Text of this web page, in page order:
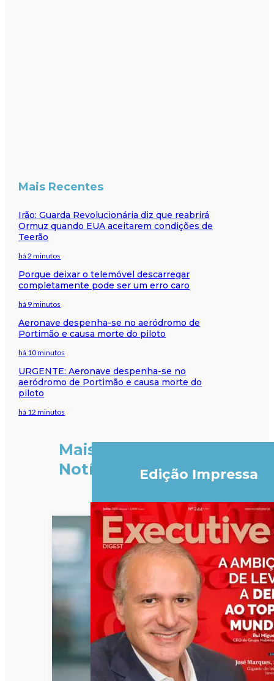
Mais Recentes
Irão: Guarda Revolucionária diz que reabrirá
Ormuz quando EUA aceitarem condições de
Teerão
há 2 minutos
Porque deixar o telemóvel descarregar
completamente pode ser um erro caro
há 9 minutos
Aeronave despenha-se no aeródromo de
Portimão e causa morte do piloto
há 10 minutos
URGENTE: Aeronave despenha-se no
aeródromo de Portimão e causa morte do
piloto
há 12 minutos
Mais
Notícias
Edição Impressa